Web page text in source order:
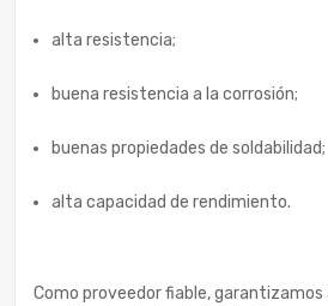
alta resistencia;
buena resistencia a la corrosión;
buenas propiedades de soldabilidad;
alta capacidad de rendimiento.
Como proveedor fiable, garantizamos